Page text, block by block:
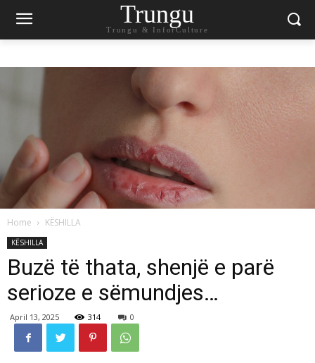
Trungu
Trungu & InforCulture
Home KËSHILLA
KËSHILLA
Buzë të thata, shenjë e parë
serioze e sëmundjes…
April 13, 2025 314 0